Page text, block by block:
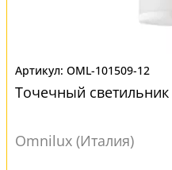
OML-101509-12
Точечный
Omnilux (Италия)